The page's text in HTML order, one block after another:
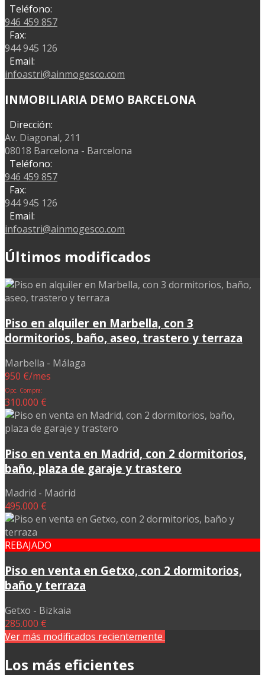
Teléfono:
946 459 857
Fax:
944 945 126
Email:
infoastri@ainmogesco.com
INMOBILIARIA DEMO BARCELONA
Dirección:
Av. Diagonal, 211
08018 Barcelona - Barcelona
Teléfono:
946 459 857
Fax:
944 945 126
Email:
infoastri@ainmogesco.com
Últimos modificados
Piso en alquiler en Marbella, con 3
dormitorios, baño, aseo, trastero y terraza
Marbella - Málaga
950 €/mes
Opc. Compra:
310.000 €
Piso en venta en Madrid, con 2 dormitorios,
baño, plaza de garaje y trastero
Madrid - Madrid
495.000 €
REBAJADO
Piso en venta en Getxo, con 2 dormitorios,
baño y terraza
Getxo - Bizkaia
285.000 €
Ver más modificados recientemente
Los más eficientes